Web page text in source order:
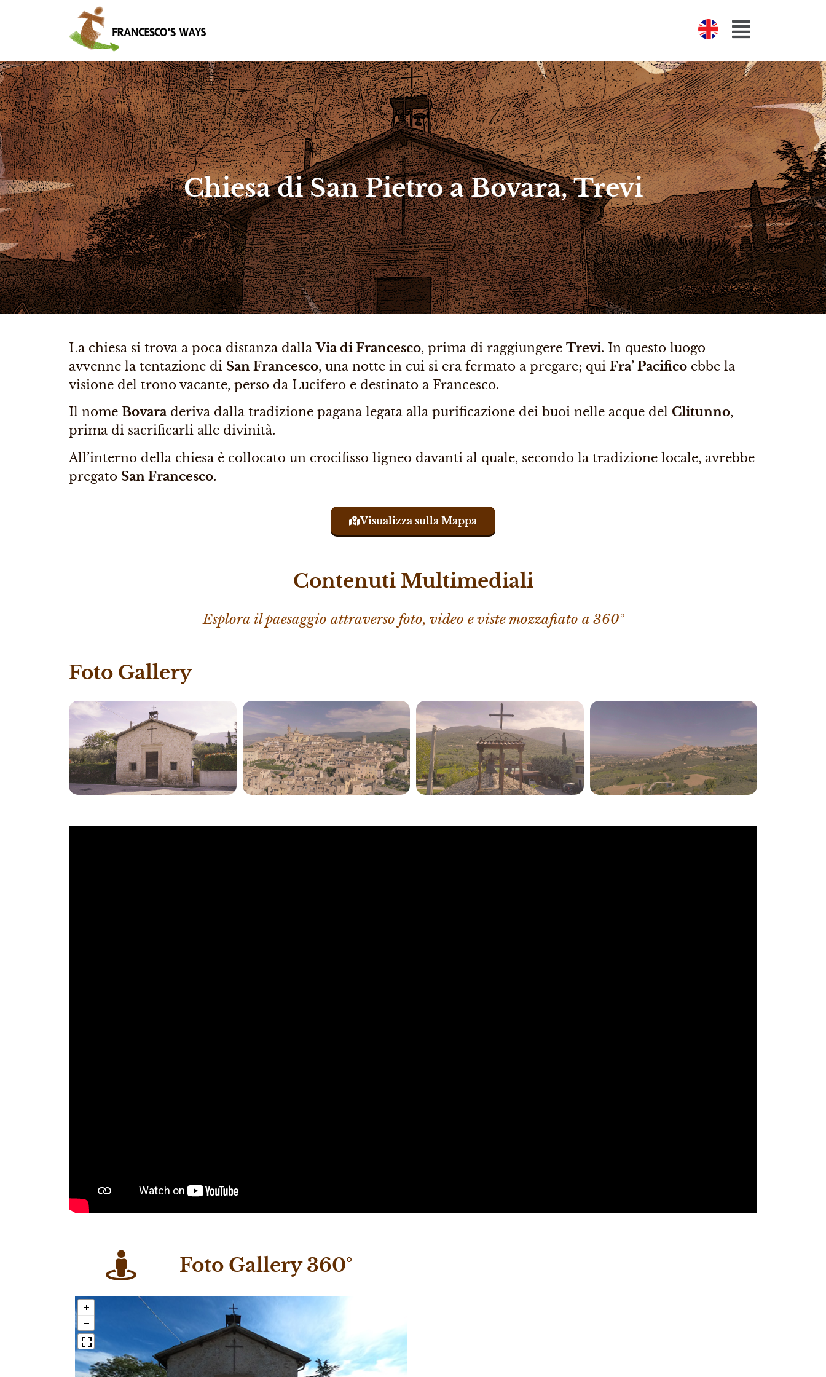
Chiesa di San Pietro a Bovara, Trevi
La chiesa si trova a poca distanza dallaVia di Francesco, prima di raggiungere Trevi. In questo luogo
avvenne la tentazione di San Francesco, una notte in cui si era fermato a pregare; qui Fra’ Pacifico ebbe la
visione del trono vacante, perso da Lucifero e destinato a Francesco.
Il nome Bovara deriva dalla tradizione pagana legata alla purificazione dei buoi nelle acque del Clitunno,
prima di sacrificarli alle divinità.
All’interno della chiesa è collocato un crocifisso ligneo davanti al quale, secondo la tradizione locale, avrebbe
pregato San Francesco.
Visualizza sulla Mappa
Contenuti Multimediali
Esplora il paesaggio attraverso foto, video e viste mozzafiato a 360°
Foto Gallery
Foto Gallery 360°